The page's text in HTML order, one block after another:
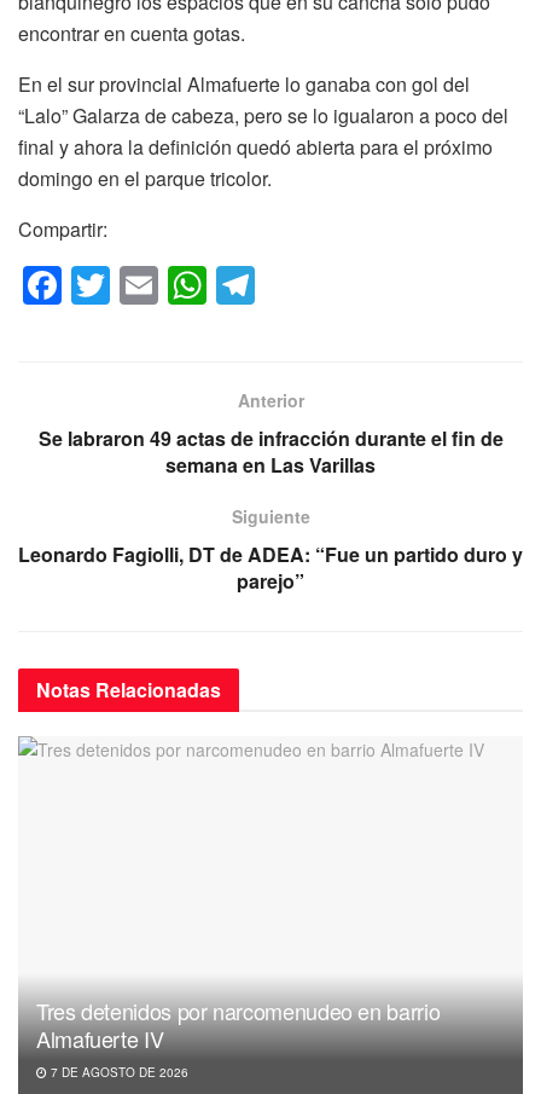
encontrar en cuenta gotas.
En el sur provincial Almafuerte lo ganaba con gol del
“Lalo” Galarza de cabeza, pero se lo igualaron a poco del
final y ahora la definición quedó abierta para el próximo
domingo en el parque tricolor.
Compartir:
F
b
k
T E W
A
p
gr
a
m
Anterior
Se labraron 49 actas de infracción durante el fin de
semana en Las Varillas
Siguiente
Leonardo Fagiolli, DT de ADEA: “Fue un partido duro y
parejo”
Notas Relacionadas
Tres detenidos por narcomenudeo en barrio
Almafuerte IV
7 DE AGOSTO DE 2026